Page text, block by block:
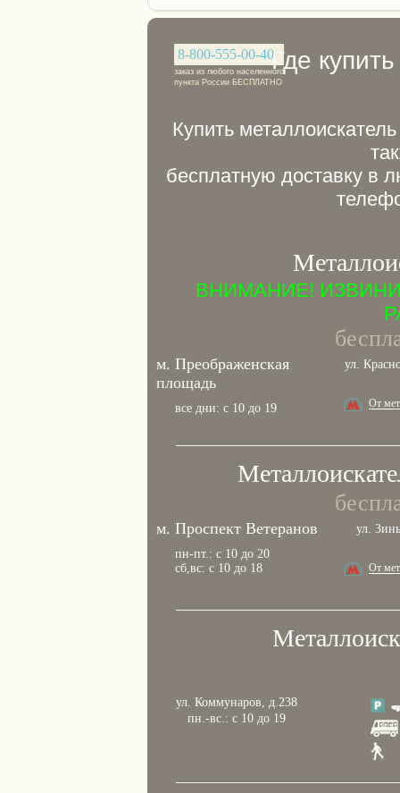
Где
8-800-555-00-40
заказ из любого населенного
пункта России БЕСПЛАТНО
Купить
бесплатную доставку в
ВНИМАНИЕ!
м. Преображенская
площадь
все дни: с 10 до 19
ул.
От
м. Проспект Ветеранов
пн-пт.: с 10 до 20
сб,вс: с 10 до 18
ул.
От
ул. Коммунаров, д.238
пн.-вс.: с 10 до 19